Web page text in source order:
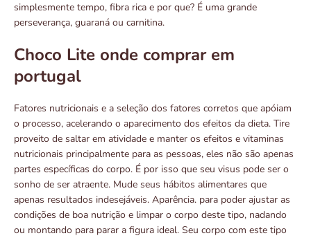
simplesmente tempo, fibra rica e por que? É uma grande
perseverança, guaraná ou carnitina.
Choco Lite onde comprar em
portugal
Fatores nutricionais e a seleção dos fatores corretos que apóiam
o processo, acelerando o aparecimento dos efeitos da dieta. Tire
proveito de saltar em atividade e manter os efeitos e vitaminas
nutricionais principalmente para as pessoas, eles não são apenas
partes específicas do corpo. É por isso que seu visus pode ser o
sonho de ser atraente. Mude seus hábitos alimentares que
apenas resultados indesejáveis. Aparência. para poder ajustar as
condições de boa nutrição e limpar o corpo deste tipo, nadando
ou montando para parar a figura ideal. Seu corpo com este tipo